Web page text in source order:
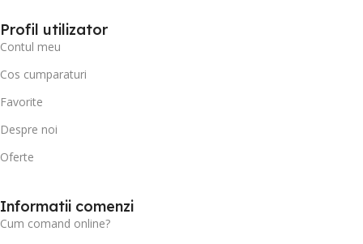
Profil utilizator
Contul meu
Cos cumparaturi
Favorite
Despre noi
Oferte
Informatii comenzi
Cum comand online?